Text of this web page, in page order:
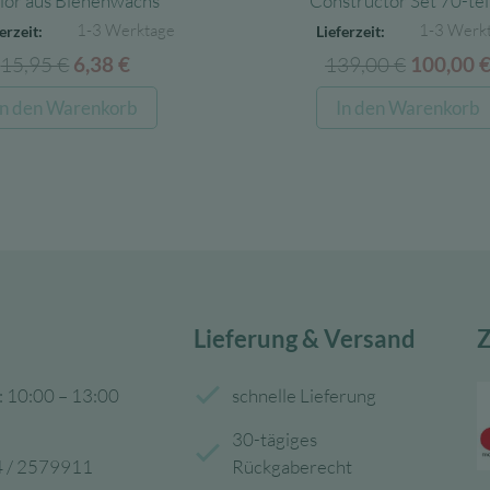
1-3 Werktage
15,95€ Ursprünglicher
Preis
war:
6,38€
Preis
ist:
den Warenkorb
Lieferzeit: 1-3
139,00€
Preis
war:
100,00€
In den Warenkorb
10:00 – 13:00
/ 2579911
Lieferung & Versand
schnelle Lieferung
30-tägiges
Rückgaberecht